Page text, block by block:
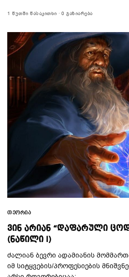
1 ᲬᲣᲗᲨᲘ ᲬᲐᲡᲐᲙᲘᲗᲮᲘ 0 ᲒᲐᲖᲘᲐᲠᲔᲑᲐ
ᲗᲔᲝᲠᲘᲐ
ᲕᲘᲜ ᲐᲠᲘᲐᲜ “ᲓᲐᲤᲐᲠᲣᲚᲘ
(ᲜᲐᲬᲘᲚᲘ I)
ძალიან ბევრი ადამიანის
იმ სიტყვების/პროფესიების